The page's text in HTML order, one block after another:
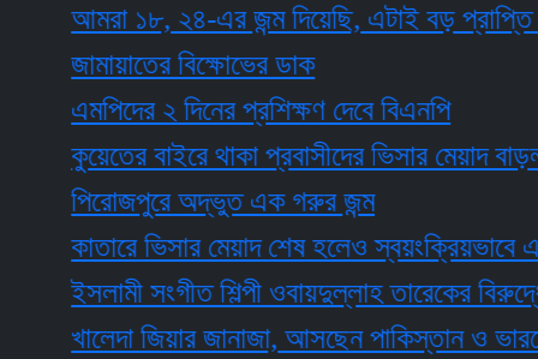
আমরা ১৮, ২৪-এর জন্ম দিয়েছি, এটাই বড় প্রাপ্তি :
জামায়াতের বিক্ষোভের ডাক
এমপিদের ২ দিনের প্রশিক্ষণ দেবে বিএনপি
কুয়েতের বাইরে থাকা প্রবাসীদের ভিসার মেয়াদ বাড়ল ৩
পিরোজপুরে অদ্ভুত এক গরুর জন্ম
কাতারে ভিসার মেয়াদ শেষ হলেও স্বয়ংক্রিয়ভাবে এক
ইসলামী সংগীত শিল্পী ওবায়দুল্লাহ তারেকের বিরুদ্ধে
খালেদা জিয়ার জানাজা, আসছেন পাকিস্তান ও ভারতের